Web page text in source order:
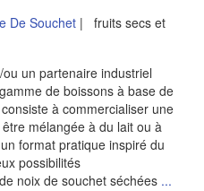
De Souchet| fruits secs et
un partenaire industriel
de boissons à base de
à commercialiser une
mélangée à du lait ou à
format pratique inspiré du
possibilités
noix de souchet séchées ...